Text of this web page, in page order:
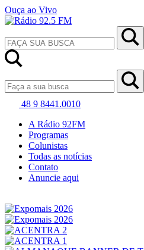
Ouça ao Vivo
48 9 8441.0010
A Rádio 92FM
Programas
Colunistas
Todas as notícias
Contato
Anuncie aqui